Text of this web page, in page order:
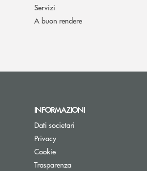
Servizi
A buon rendere
INFORMAZIONI
Dati societari
Privacy
Cookie
Trasparenza